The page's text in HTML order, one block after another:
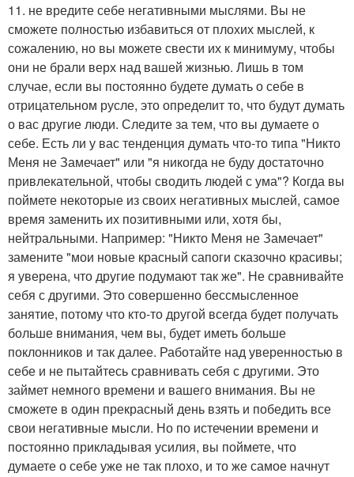
11. не вредите себе негативными мыслями. Вы не
сможете полностью избавиться от плохих мыслей, к
сожалению, но вы можете свести их к минимуму, чтобы
они не брали верх над вашей жизнью. Лишь в том
случае, если вы постоянно будете думать о себе в
отрицательном русле, это определит то, что будут думать
о вас другие люди. Следите за тем, что вы думаете о
себе. Есть ли у вас тенденция думать что-то типа "Никто
Меня не Замечает" или "я никогда не буду достаточно
привлекательной, чтобы сводить людей с ума"? Когда вы
поймете некоторые из своих негативных мыслей, самое
время заменить их позитивными или, хотя бы,
нейтральными. Например: "Никто Меня не Замечает"
замените "мои новые красный сапоги сказочно красивы;
я уверена, что другие подумают так же". Не сравнивайте
себя с другими. Это совершенно бессмысленное
занятие, потому что кто-то другой всегда будет получать
больше внимания, чем вы, будет иметь больше
поклонников и так далее. Работайте над уверенностью в
себе и не пытайтесь сравнивать себя с другими. Это
займет немного времени и вашего внимания. Вы не
сможете в один прекрасный день взять и победить все
свои негативные мысли. Но по истечении времени и
постоянно прикладывая усилия, вы поймете, что
думаете о себе уже не так плохо, и то же самое начнут